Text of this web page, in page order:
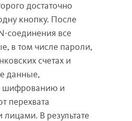
достаточно
кнопку. После
соединения все
в том числе пароли,
счетах и
данные,
шифрованию и
перехвата
В результате